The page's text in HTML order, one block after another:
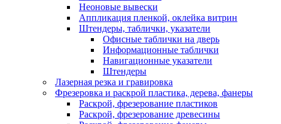
Неоновые вывески
Аппликация пленкой, оклейка витрин
Штендеры, таблички, указатели
Офисные таблички на дверь
Информационные таблички
Навигационные указатели
Штендеры
Лазерная резка и гравировка
Фрезеровка и раскрой пластика, дерева, фанеры
Раскрой, фрезерование пластиков
Раскрой, фрезерование древесины